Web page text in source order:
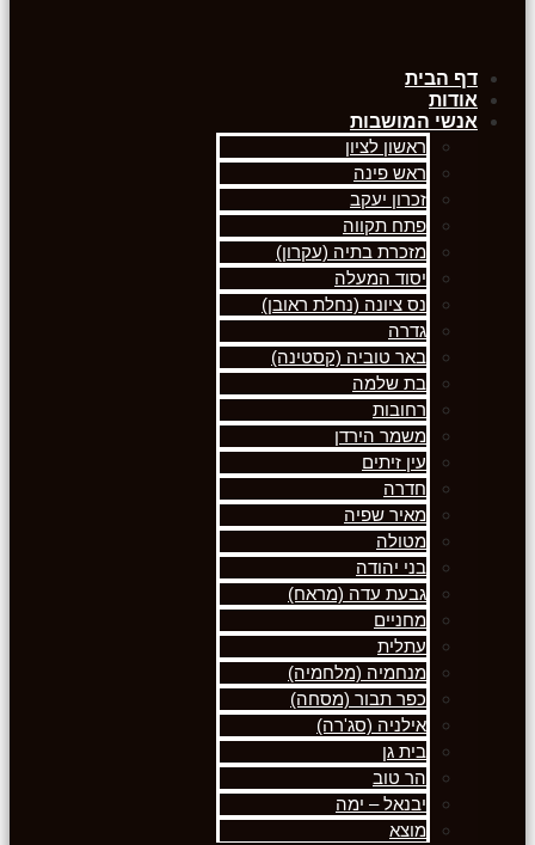
דף הבית
אודות
אנשי המושבות
ראשון לציון
ראש פינה
זכרון יעקב
פתח תקווה
מזכרת בתיה (עקרון)
יסוד המעלה
נס ציונה (נחלת ראובן)
גדרה
באר טוביה (קסטינה)
בת שלמה
רחובות
משמר הירדן
עין זיתים
חדרה
מאיר שפיה
מטולה
בני יהודה
גבעת עדה (מראח)
מחניים
עתלית
מנחמיה (מלחמיה)
כפר תבור (מסחה)
אילניה (סג'רה)
בית גן
הר טוב
יבנאל – ימה
מוצא